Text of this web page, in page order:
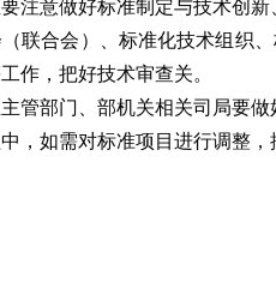
注意做好标准制定与技术创
联合会）、标准化技术组织
作，把好技术审查关。
管部门、部机关相关司局要
，如需对标准项目进行调整，